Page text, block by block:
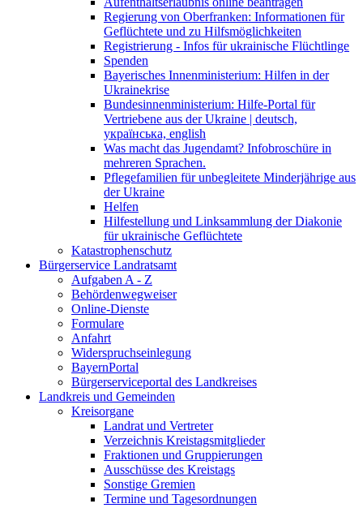
Regierung von Oberfranken: Informationen für
Geflüchtete und zu Hilfsmöglichkeiten
Registrierung - Infos für ukrainische Flüchtlinge
Spenden
Bayerisches Innenministerium: Hilfen in der
Ukrainekrise
Bundesinnenministerium: Hilfe-Portal für
Vertriebene aus der Ukraine | deutsch,
українська, english
Was macht das Jugendamt? Infobroschüre in
mehreren Sprachen.
Pflegefamilien für unbegleitete Minderjährige aus
der Ukraine
Helfen
Hilfestellung und Linksammlung der Diakonie
für ukrainische Geflüchtete
Katastrophenschutz
Bürgerservice Landratsamt
Aufgaben A - Z
Behördenwegweiser
Online-Dienste
Formulare
Anfahrt
Widerspruchseinlegung
BayernPortal
Bürgerserviceportal des Landkreises
Landkreis und Gemeinden
Kreisorgane
Landrat und Vertreter
Verzeichnis Kreistagsmitglieder
Fraktionen und Gruppierungen
Ausschüsse des Kreistags
Sonstige Gremien
Termine und Tagesordnungen